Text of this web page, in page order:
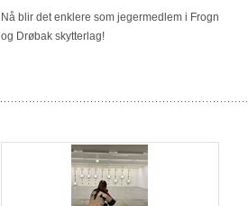
Nå blir det enklere som jegermedlem i Frogn
og Drøbak skytterlag!